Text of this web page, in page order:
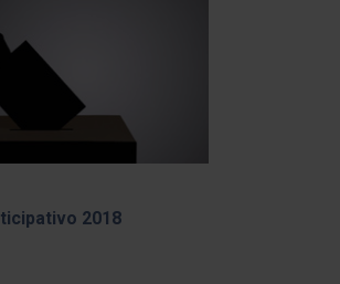
2018